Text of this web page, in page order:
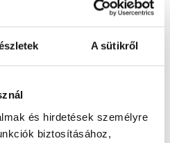
A sütikről
és hirdetések személyre
biztosításához,